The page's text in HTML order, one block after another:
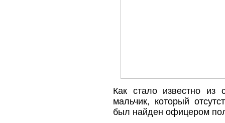
Как стало известно из
мальчик, который
был найден офицером